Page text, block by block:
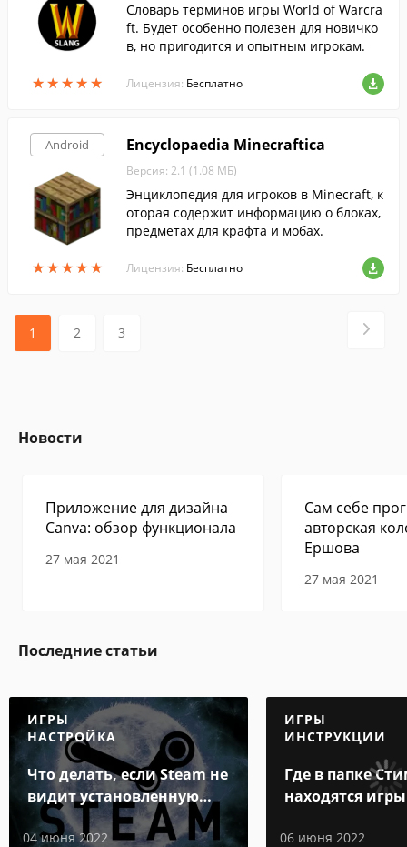
★★★★★
★★★★★
Словарь терминов игры World of Warcra
ft. Будет особенно полезен для новичко
в, но пригодится и опытным игрокам.
Лицензия: Бесплатно
Android
★★★★★
★★★★★
Encyclopaedia Minecraftica
Версия: 2.1 (1.08 МБ)
Энциклопедия для игроков в Minecraft, к
оторая содержит информацию о блоках,
предметах для крафта и мобах.
Лицензия: Бесплатно
1 2 3
Новости
Приложение для дизайна
Canva: обзор функционала
27 мая 2021
Сам себе
авторская
Ершова
27 мая 2021
Последние статьи
ИГРЫ
НАСТРОЙКА
Что делать, если Steam не
видит установленную
игру
04 июня 2022
ИГРЫ
ИНСТРУКЦИИ
Где в папке
находятся игры
06 июня 2022